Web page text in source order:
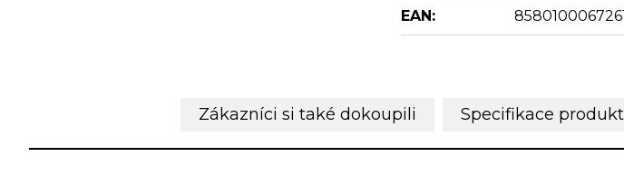
EAN:
Zákazníci si také dokoupili Specifikace